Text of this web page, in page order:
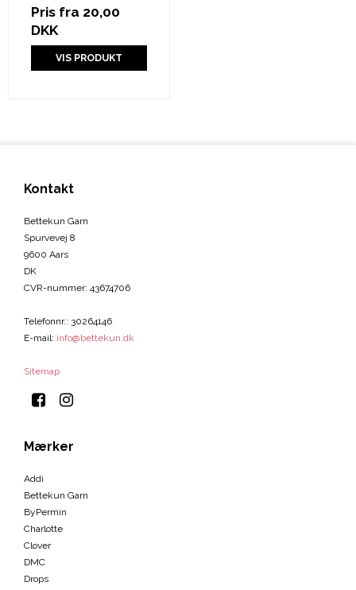
Pris fra 20,00
DKK
VIS PRODUKT
Kontakt
Bettekun Garn
Spurvevej 8
9600 Aars
DK
CVR-nummer: 43674706
Telefonnr.: 30264146
E-mail: info@bettekun.dk
Sitemap
Mærker
Addi
Bettekun Garn
ByPermin
Charlotte
Clover
DMC
Drops